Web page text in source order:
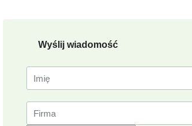
Wyślij wiadomość